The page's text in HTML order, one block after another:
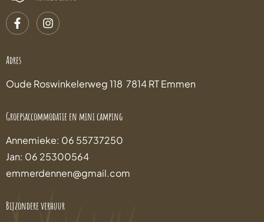
Adres
Oude Roswinkelerweg 118 7814 RT Emmen
Groepsaccommodatie en mini camping
Annemieke: 06 55737250
Jan: 06 25300564
emmerdennen@gmail.com
Bijzondere verhuur